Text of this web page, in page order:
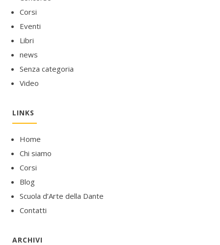
Corsi
Eventi
Libri
news
Senza categoria
Video
LINKS
Home
Chi siamo
Corsi
Blog
Scuola d’Arte della Dante
Contatti
ARCHIVI